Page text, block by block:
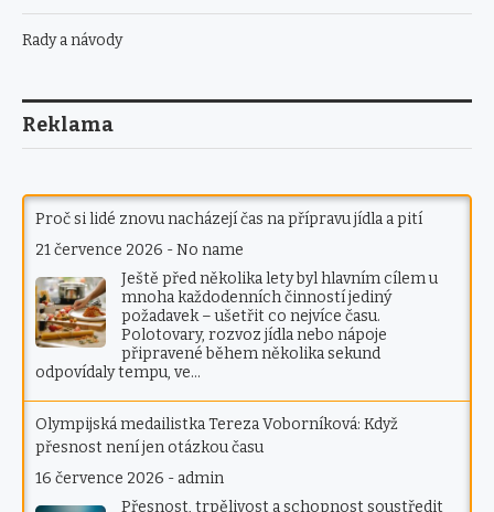
Proč si lidé znovu nacházejí čas na přípravu jídla a pití
21 července 2026 -No name
Ještě před několika lety byl hlavním cílem u
mnoha každodenních činností jediný
požadavek – ušetřit co nejvíce času.
Polotovary, rozvoz jídla nebo nápoje
připravené během několika sekund
odpovídaly tempu, ve…
Olympijská medailistka Tereza Voborníková: Když
přesnost není jen otázkou času
16 července 2026 - admin
Přesnost, trpělivost a schopnost soustředit
Rady a návody
Reklama